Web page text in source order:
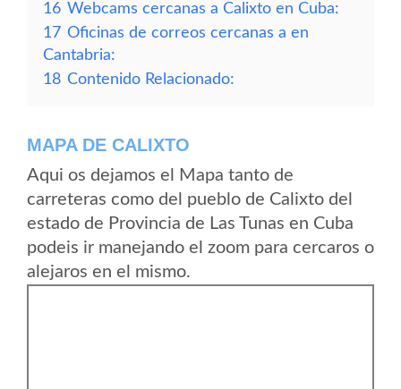
16 Webcams cercanas a Calixto en Cuba:
17 Oficinas de correos cercanas a en
Cantabria:
18 Contenido Relacionado:
MAPA DE CALIXTO
Aqui os dejamos el Mapa tanto de
carreteras como del pueblo de Calixto del
estado de Provincia de Las Tunas en Cuba
podeis ir manejando el zoom para cercaros o
alejaros en el mismo.